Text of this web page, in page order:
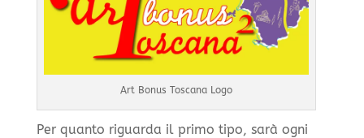
Art Bonus Toscana Logo
Per quanto riguarda il primo tipo, sarà ogni